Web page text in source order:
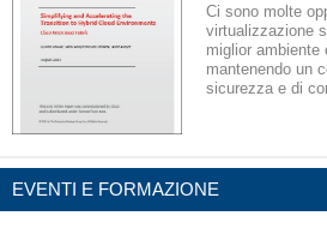
Ci sono molte
virtualizzazione
miglior ambiente
mantenendo un
sicurezza e di
EVENTI E FORMAZIONE